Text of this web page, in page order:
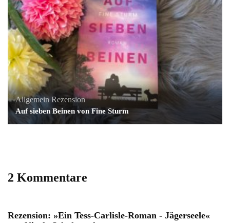
Allgemein Rezension
Auf sieben Beinen von Fine Sturm
2 Kommentare
Rezension: »Ein Tess-Carlisle-Roman - Jägerseele«